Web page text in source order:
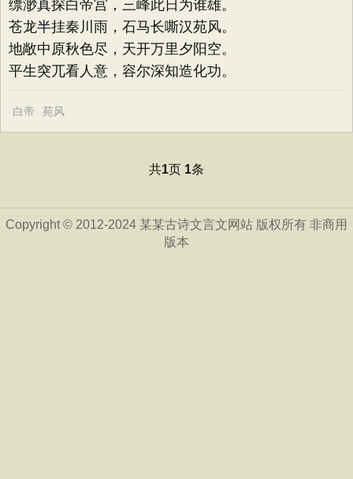
缥渺真探白帝宫，三峰此日为谁雄。
苍龙半挂秦川雨，石马长嘶汉苑风。
地敞中原秋色尽，天开万里夕阳空。
平生突兀看人意，容尔深知造化功。
白帝 苑风
共1页 1条
Copyright © 2012-2024 某某古诗文言文网站 版权所有 非商用
版本